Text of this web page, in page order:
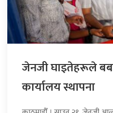
जेनजी घाइतेहरूले
कार्यालय स्थापना